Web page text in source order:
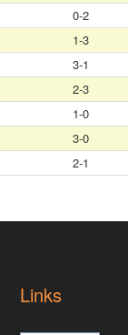
0-2
1-3
3-1
2-3
1-0
3-0
2-1
Links